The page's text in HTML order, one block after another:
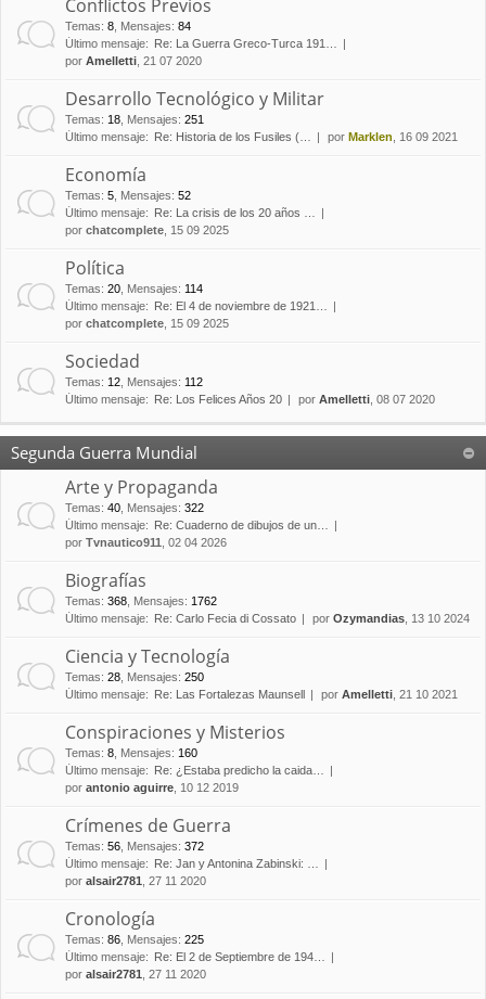
Conflictos Previos
Temas: 8 Mensajes: 84
Último mensaje:
Re: La Guerra Greco-Turca 191…
por Amelletti , 21 07 2020
Desarrollo Tecnológico y Militar
Temas: 18 Mensajes: 251
Último mensaje:
Re: Historia de los Fusiles (… por Marklen , 16 09 2021
Economía
Temas: 5 Mensajes: 52
Último mensaje:
Re: La crisis de los 20 años …
por chatcomplete , 15 09 2025
Política
Temas: 20 Mensajes: 114
Último mensaje:
Re: El 4 de noviembre de 1921…
por chatcomplete , 15 09 2025
Sociedad
Temas: 12 Mensajes: 112
Último mensaje:
Re: Los Felices Años 20 por Amelletti , 08 07 2020
Segunda Guerra Mundial
Arte y Propaganda
Temas: 40 Mensajes: 322
Último mensaje:
Re: Cuaderno de dibujos de un…
por Tvnautico911 , 02 04 2026
Biografías
Temas: 368 Mensajes: 1762
Último mensaje:
Re: Carlo Fecia di Cossato por Ozymandias , 13 10 2024
Ciencia y Tecnología
Temas: 28 Mensajes: 250
Último mensaje:
Re: Las Fortalezas Maunsell por Amelletti , 21 10 2021
Conspiraciones y Misterios
Temas: 8 Mensajes: 160
Último mensaje:
Re: ¿Estaba predicho la caida…
por antonio aguirre , 10 12 2019
Crímenes de Guerra
Temas: 56 Mensajes: 372
Último mensaje:
Re: Jan y Antonina Zabinski: …
por alsair2781 , 27 11 2020
Cronología
Temas: 86 Mensajes: 225
Último mensaje:
Re: El 2 de Septiembre de 194…
por alsair2781 , 27 11 2020